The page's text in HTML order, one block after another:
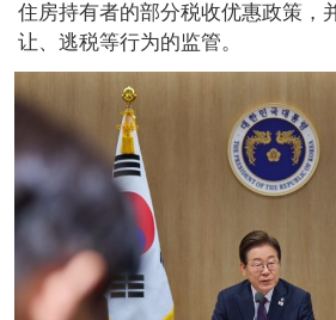
住房持有者的部分税收优惠政策，
让、逃税等行为的监管。